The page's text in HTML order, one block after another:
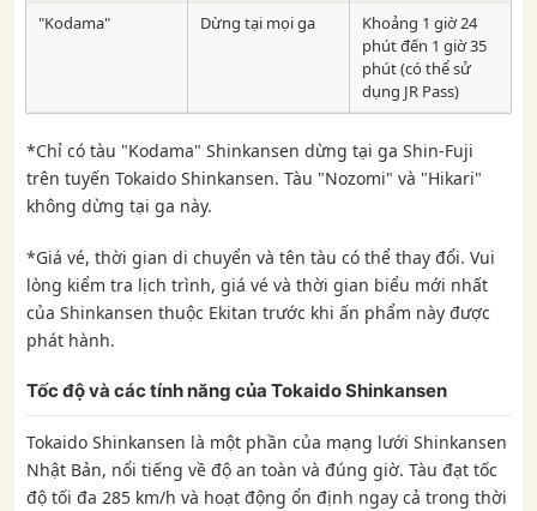
"Kodama"
Dừng tại mọi ga
Khoảng 1 giờ 24
phút đến 1 giờ 35
phút (có thể sử
dụng JR Pass)
*Chỉ có tàu "Kodama" Shinkansen dừng tại ga Shin-Fuji
trên tuyến Tokaido Shinkansen. Tàu "Nozomi" và "Hikari"
không dừng tại ga này.
*Giá vé, thời gian di chuyển và tên tàu có thể thay đổi. Vui
lòng kiểm tra lịch trình, giá vé và thời gian biểu mới nhất
của Shinkansen thuộc Ekitan trước khi ấn phẩm này được
phát hành.
Tốc độ và các tính năng của Tokaido Shinkansen
Tokaido Shinkansen là một phần của mạng lưới Shinkansen
Nhật Bản, nổi tiếng về độ an toàn và đúng giờ. Tàu đạt tốc
độ tối đa 285 km/h và hoạt động ổn định ngay cả trong thời